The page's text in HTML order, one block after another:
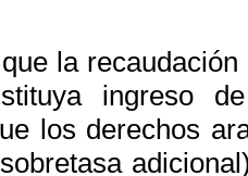
la
ingreso
los derechos